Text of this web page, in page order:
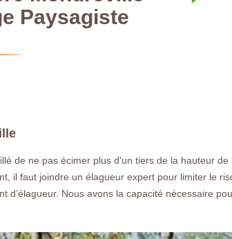
Paysagiste
de ne pas écimer plus d'un tiers de la hauteur de
il faut joindre un élagueur expert pour limiter le
Nous avons la capacité nécessaire